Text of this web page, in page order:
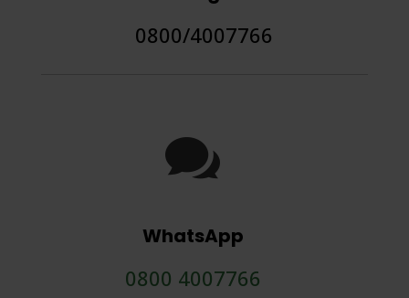
0800/4007766

WhatsApp
0800 4007766